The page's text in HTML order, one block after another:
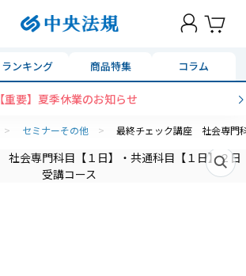
ランキング 商品特集 コラム
【重要】夏季休業のお知らせ
> セミナーその他 > 最終チェック講座 社会専門